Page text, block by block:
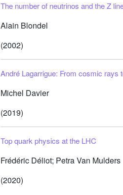
The number of neutrinos and the Z
Alain Blondel
(2002)
André Lagarrigue: From cosmic rays
Michel Davier
(2019)
Top quark physics at the LHC
Frédéric Déliot; Petra Van Mulders
(2020)